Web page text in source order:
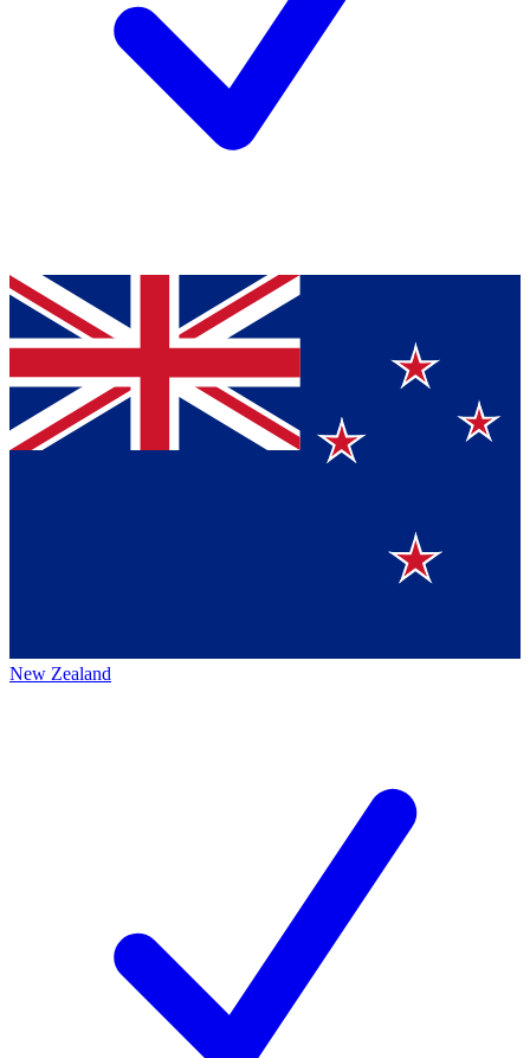
New Zealand